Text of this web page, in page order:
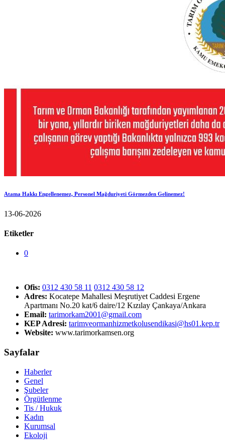
Atama Hakkı Engellenemez, Personel Mağduriyeti Görmezden Gelinemez!
13-06-2026
Etiketler
0
Ofis: 0312 430 58 11 0312 430 58 12
Adres: Kocatepe Mahallesi Meşrutiyet Caddesi Ergene
Apartmanı No.20 kat/6 daire/12 Kızılay Çankaya/Ankara
Email: tarimorkam2001@gmail.com
KEP Adresi: tarimveormanhizmetkolusendikasi@hs01.kep.tr
Website: www.tarimorkamsen.org
Sayfalar
Haberler
Genel
Şubeler
Örgütlenme
Tis / Hukuk
Kadın
Kurumsal
Ekoloji